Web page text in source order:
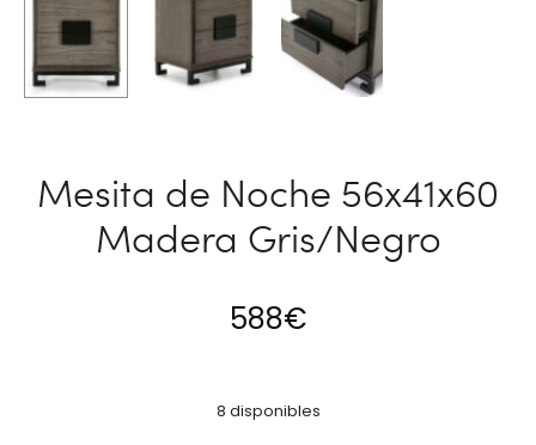
Mesita de Noche 56x41x60
Madera Gris/Negro
588€
8 disponibles